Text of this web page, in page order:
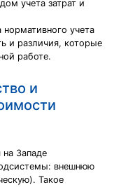
учета затрат и
учета
и различия, которые
работе.
и
Западе
внешнюю
Такое